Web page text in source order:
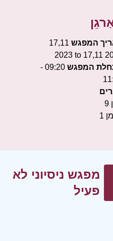
המפגש 17,11
2023 to 17,11
המפגש
09:20 -
9
1
מפגש ניסיוני לא
פעיל